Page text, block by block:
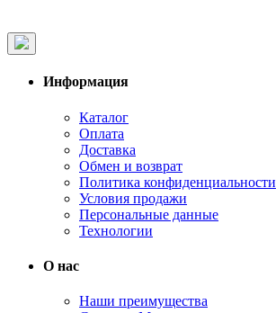
Информация
Каталог
Оплата
Доставка
Обмен и возврат
Политика конфиденциальности
Условия продажи
Персональные данные
Технологии
О нас
Наши преимущества